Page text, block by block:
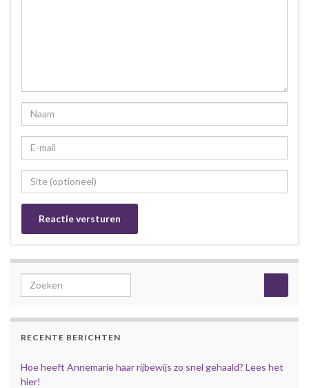
Search for:
RECENTE BERICHTEN
Hoe heeft Annemarie haar rijbewijs zo snel gehaald? Lees het
hier!